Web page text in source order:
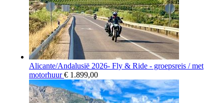
Alicante/Andalusië 2026- Fly & Ride - groepsreis / met
motorhuur € 1.899,00